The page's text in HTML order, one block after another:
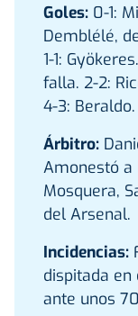
Goles: 0-1:
Demblélé,
1-1:
falla. 2-2:
4-3:
Árbitro:
Amonestó a
Mosquera,
del Arsenal.
Incidencias:
dispitada en
ante unos